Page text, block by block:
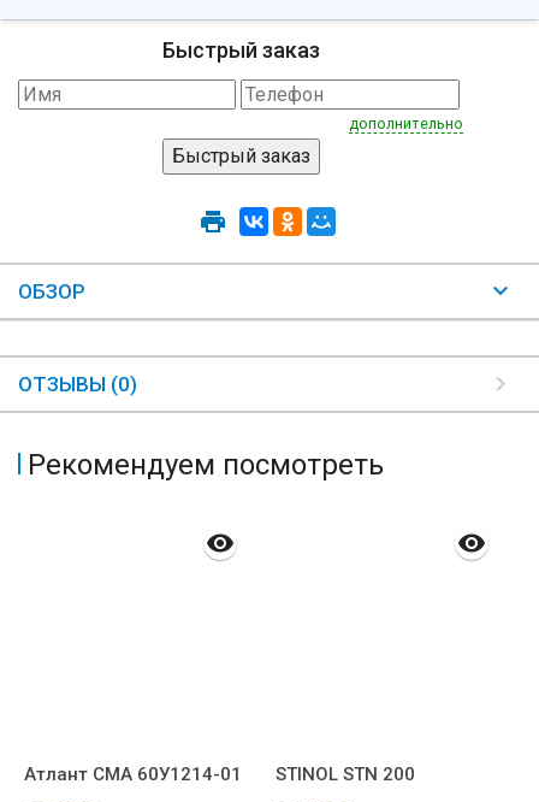
Быстрый заказ
дополнительно
ОБЗОР
ОТЗЫВЫ (0)
Рекомендуем посмотреть
Атлант СМА 60У1214-01 STINOL STN 200